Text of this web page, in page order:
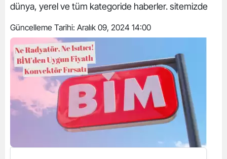
dünya, yerel ve tüm kategoride haberler. sitemizde
Güncelleme Tarihi: Aralık 09, 2024 14:00